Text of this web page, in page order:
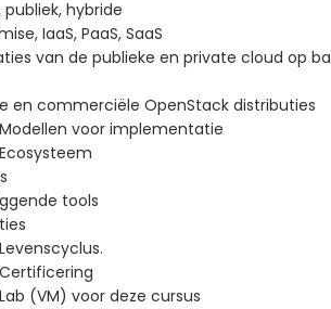
hybride
IaaS, PaaS, SaaS
van de publieke en private cloud op
en commerciële OpenStack distributies
voor implementatie
tools
(VM) voor deze cursus